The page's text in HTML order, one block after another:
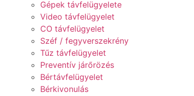
Gépek távfelügyelete
Video távfelügyelet
CO távfelügyelet
Széf / fegyverszekrény
Tűz távfelügyelet
Preventív járőrözés
Bértávfelügyelet
Bérkivonulás